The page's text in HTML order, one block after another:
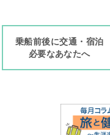
乗船前後に交通・宿泊
必要なあなたへ